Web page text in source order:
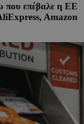
που επέβαλε η ΕΕ
Amazon